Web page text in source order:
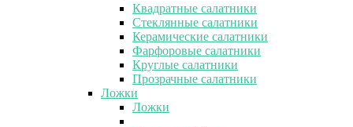
Квадратные салатники
Стеклянные салатники
Керамические салатники
Фарфоровые салатники
Круглые салатники
Прозрачные салатники
Ложки
Ложки